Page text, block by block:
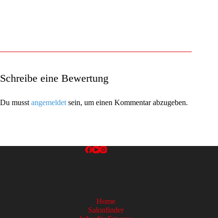
Schreibe eine Bewertung
Du musst angemeldet sein, um einen Kommentar abzugeben.
Home
Salonfinder